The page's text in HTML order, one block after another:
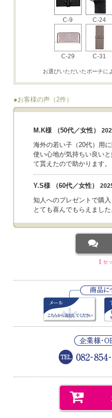
C-9 C-24
C-29 C-31
お選びいただいたポーチに
●お客様の声（2件）
M.K様 （50代／女性）
海外の若い子（20代）用に
使い心地が気持ちい良い
て貰えたので助かります。
Y.S様 （60代／女性）
知人へのプレゼントで購
とても喜んでもらえました
【 セ